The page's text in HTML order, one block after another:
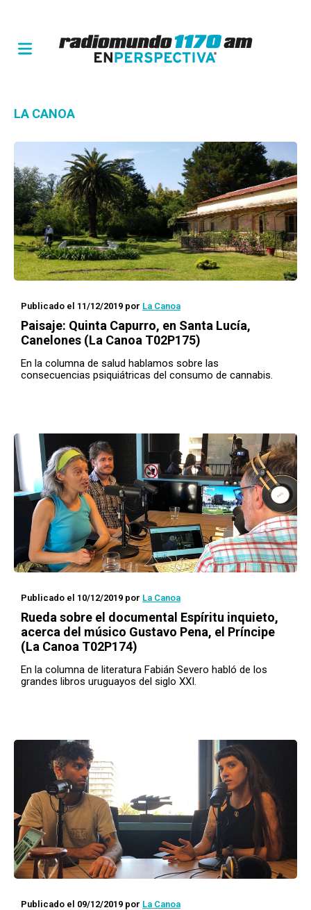
LA CANOA
Publicado el 11/12/2019 por La Canoa
Paisaje: Quinta Capurro, en Santa Lucía,
Canelones (La Canoa T02P175)
En la columna de salud hablamos sobre las
consecuencias psiquiátricas del consumo de cannabis.
Publicado el 10/12/2019 por La Canoa
Rueda sobre el documental Espíritu inquieto,
acerca del músico Gustavo Pena, el Príncipe
(La Canoa T02P174)
En la columna de literatura Fabián Severo habló de los
grandes libros uruguayos del siglo XXI.
Publicado el 09/12/2019 por La Canoa